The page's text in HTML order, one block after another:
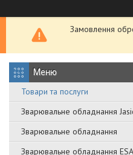
Замовлення
Товари та послуги
Зварювальне обладнання
Зварювальне обладнання
Зварювальне обладнання